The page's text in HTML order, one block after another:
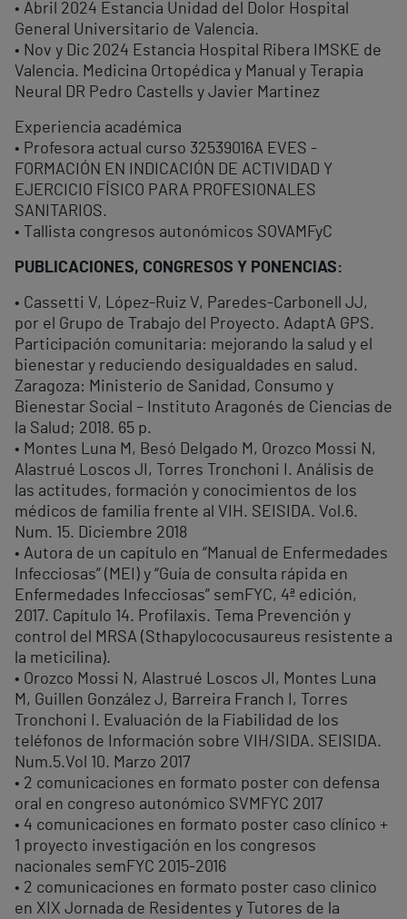
• Abril 2024 Estancia Unidad del Dolor Hospital
General Universitario de Valencia.
• Nov y Dic 2024 Estancia Hospital Ribera IMSKE de
Valencia. Medicina Ortopédica y Manual y Terapia
Neural DR Pedro Castells y Javier Martinez
Experiencia académica
• Profesora actual curso 32539016A EVES -
FORMACIÓN EN INDICACIÓN DE ACTIVIDAD Y
EJERCICIO FÍSICO PARA PROFESIONALES
SANITARIOS.
• Tallista congresos autonómicos SOVAMFyC
PUBLICACIONES, CONGRESOS Y PONENCIAS:
• Cassetti V, López-Ruiz V, Paredes-Carbonell JJ,
por el Grupo de Trabajo del Proyecto. AdaptA GPS.
Participación comunitaria: mejorando la salud y el
bienestar y reduciendo desigualdades en salud.
Zaragoza: Ministerio de Sanidad, Consumo y
Bienestar Social – Instituto Aragonés de Ciencias de
la Salud; 2018. 65 p.
• Montes Luna M, Besó Delgado M, Orozco Mossi N,
Alastrué Loscos JI, Torres Tronchoni I. Análisis de
las actitudes, formación y conocimientos de los
médicos de familia frente al VIH. SEISIDA. Vol.6.
Num. 15. Diciembre 2018
• Autora de un capítulo en “Manual de Enfermedades
Infecciosas” (MEI) y “Guía de consulta rápida en
Enfermedades Infecciosas” semFYC, 4ª edición,
2017. Capítulo 14. Profilaxis. Tema Prevención y
control del MRSA (Sthapylococusaureus resistente a
la meticilina).
• Orozco Mossi N, Alastrué Loscos JI, Montes Luna
M, Guillen González J, Barreira Franch I, Torres
Tronchoni I. Evaluación de la Fiabilidad de los
teléfonos de Información sobre VIH/SIDA. SEISIDA.
Num.5.Vol 10. Marzo 2017
• 2 comunicaciones en formato poster con defensa
oral en congreso autonómico SVMFYC 2017
• 4 comunicaciones en formato poster caso clínico +
1 proyecto investigación en los congresos
nacionales semFYC 2015-2016
• 2 comunicaciones en formato poster caso clinico
en XIX Jornada de Residentes y Tutores de la